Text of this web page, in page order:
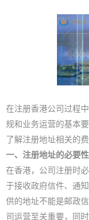
在注册香港公司过程
规和业务运营的基本
了解注册地址相关的
一、注册地址的必要性
在香港，公司注册时
于接收政府信件、通
供的地址不能是邮政
司运营至关重要，同